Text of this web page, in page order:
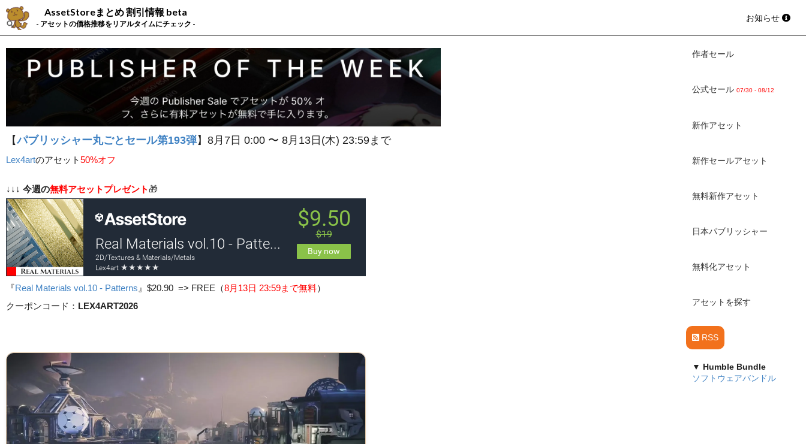
AssetStoreまとめ 割引情報 beta
- アセットの価格推移をリアルタイムにチェック -
お知らせ
【パブリッシャー丸ごとセール第193弾】8月7日 0:00 〜 8月13日(木) 23:59まで
Lex4artのアセット50%オフ
↓↓↓ 今週の無料アセットプレゼント 🎁
『Real Materials vol.10 - Patterns 』 $20.90 => FREE （8月13日 23:59まで無料）
クーポンコード： LEX4ART2026
作者セール
公式セール 07/30 - 08/12
新作アセット
新作セールアセット
無料新作アセット
日本パブリッシャー
無料化アセット
アセットを探す
RSS
▼ Humble Bundle
ソフトウェアバンドル